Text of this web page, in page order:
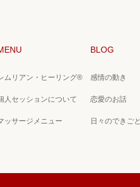
ムリアン・ヒーリング®
人セッションについて
ッサージメニュー
BLOG
感情の動き
恋愛のお話
日々のできごと